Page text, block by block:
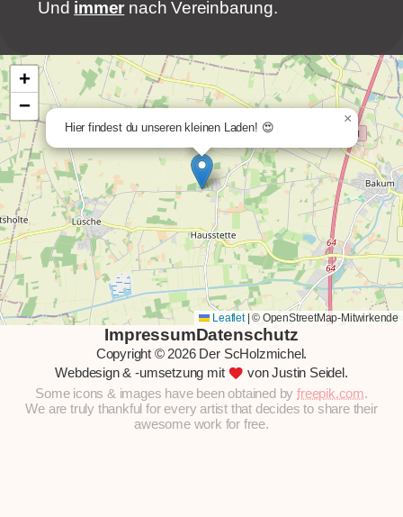
Und immer nach Vereinbarung.
Hier findest du unseren kleinen Laden! 😍
×
+
−
Leaflet © OpenStreetMap-Mitwirkende
ImpressumDatenschutz
Copyright © 2026 Der ScHolzmichel.
Webdesign & -umsetzung mit favorite von Justin Seidel.
Some icons & images have been obtained byfreepik.com.
We are truly thankful for every artist that decides to share their
awesome work for free.